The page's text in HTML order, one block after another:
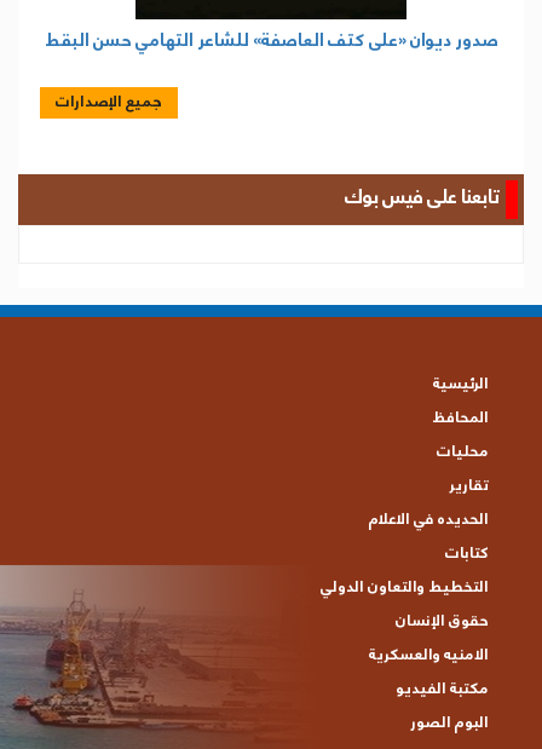
صدور ديوان «على كتف العاصفة» للشاعر التهامي حسن البقط
جميع الإصدارات
تابعنا على فيس بوك
الرئيسية
المحافظ
محليات
تقارير
الحديده في الاعلام
كتابات
التخطيط والتعاون الدولي
حقوق الإنسان
الامنيه والعسكرية
مكتبة الفيديو
البوم الصور